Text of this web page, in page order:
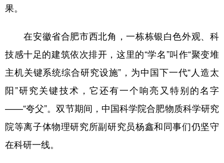
果。
在安徽省合肥市西北角，一栋栋银白色外观、科
技感十足的建筑依次排开，这里的“学名”叫作“聚变堆
主机关键系统综合研究设施”，为中国下一代“人造太
阳”研究关键技术，它还有一个响亮又特别的名字
——“夸父”。双节期间，中国科学院合肥物质科学研究
院等离子体物理研究所副研究员杨鑫和同事们仍坚守
在科研一线。